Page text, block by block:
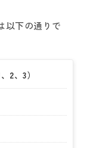
以下の通りで
2、3）